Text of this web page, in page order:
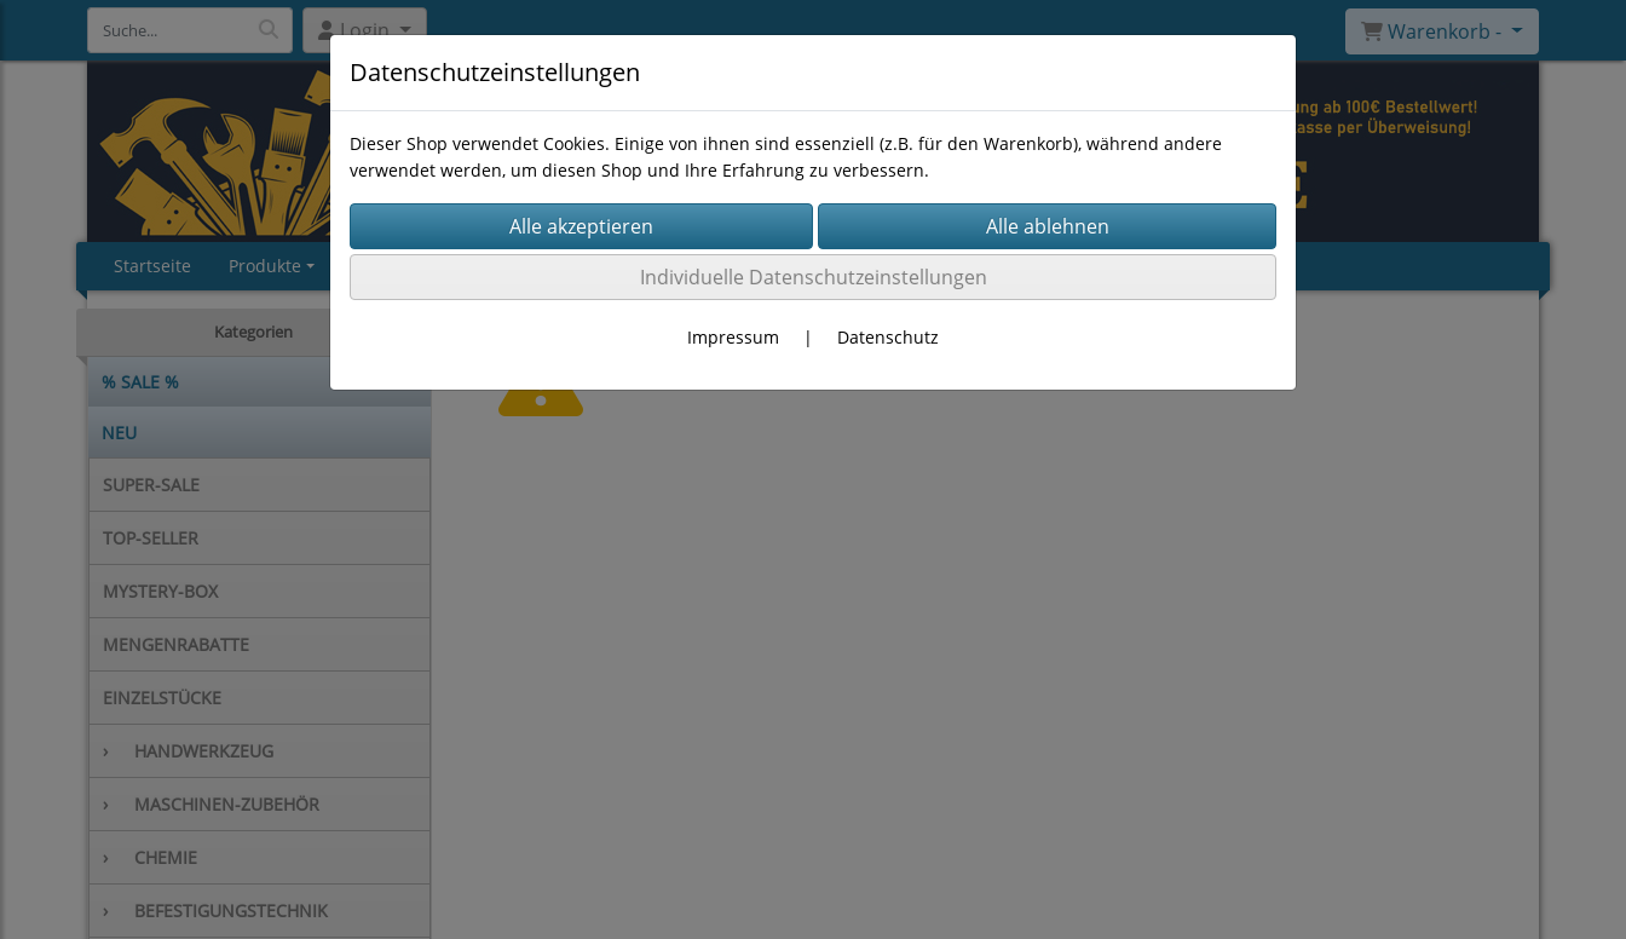
Login Warenkorb -
Startseite Produkte
Kategorien
% SALE %
NEU
SUPER-SALE
TOP-SELLER
MYSTERY-BOX
MENGENRABATTE
EINZELSTÜCKE
› HANDWERKZEUG
› MASCHINEN-ZUBEHÖR
› CHEMIE
› BEFESTIGUNGSTECHNIK
Datenschutzeinstellungen
Dieser Shop verwendet Cookies. Einige von ihnen sind essenziell (z.B. für den Warenkorb), während andere
verwendet werden, um diesen Shop und Ihre Erfahrung zu verbessern.
Individuelle Datenschutzeinstellungen
Impressum | Datenschutz